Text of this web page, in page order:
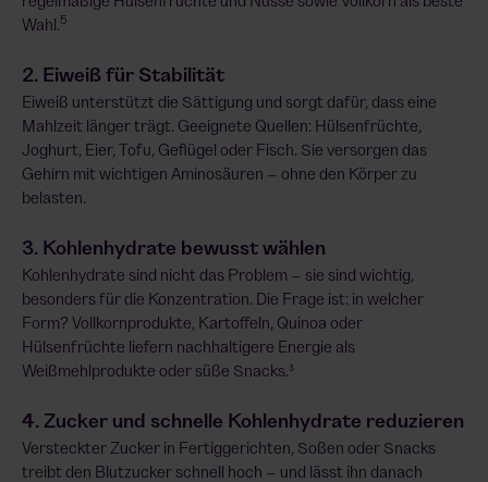
Wahl.5
2. Eiweiß für Stabilität
Eiweiß unterstützt die Sättigung und sorgt dafür, dass eine
Mahlzeit länger trägt. Geeignete Quellen: Hülsenfrüchte,
Joghurt, Eier, Tofu, Geflügel oder Fisch. Sie versorgen das
Gehirn mit wichtigen Aminosäuren – ohne den Körper zu
belasten.
3. Kohlenhydrate bewusst wählen
Kohlenhydrate sind nicht das Problem – sie sind wichtig,
besonders für die Konzentration. Die Frage ist: in welcher
Form? Vollkornprodukte, Kartoffeln, Quinoa oder
Hülsenfrüchte liefern nachhaltigere Energie als
Weißmehlprodukte oder süße Snacks.³
4. Zucker und schnelle Kohlenhydrate reduzieren
Versteckter Zucker in Fertiggerichten, Soßen oder Snacks
treibt den Blutzucker schnell hoch – und lässt ihn danach